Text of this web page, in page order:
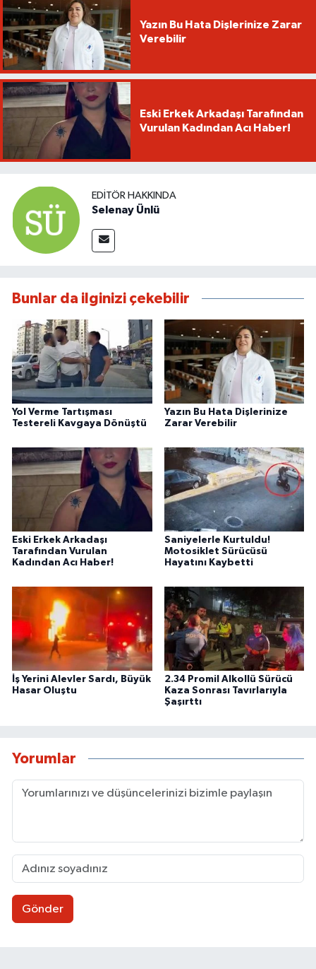
Yazın Bu Hata Dişlerinize Zarar
Verebilir
Eski Erkek Arkadaşı Tarafından
Vurulan Kadından Acı Haber!
EDITÖR HAKKINDA
Selenay Ünlü
Bunlar da ilginizi çekebilir
Yol Verme Tartışması
Testereli Kavgaya Dönüştü
Yazın Bu Hata Dişlerinize
Zarar Verebilir
Eski Erkek Arkadaşı
Tarafından Vurulan
Kadından Acı Haber!
Saniyelerle Kurtuldu!
Motosiklet Sürücüsü
Hayatını Kaybetti
İş Yerini Alevler Sardı, Büyük
Hasar Oluştu
2.34 Promil Alkollü Sürücü
Kaza Sonrası Tavırlarıyla
Şaşırttı
Yorumlar
Gönder